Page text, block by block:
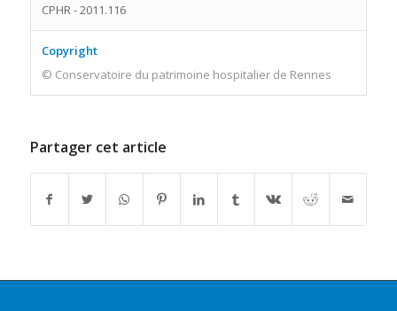
CPHR - 2011.116
Copyright
© Conservatoire du patrimoine hospitalier de Rennes
Partager cet article